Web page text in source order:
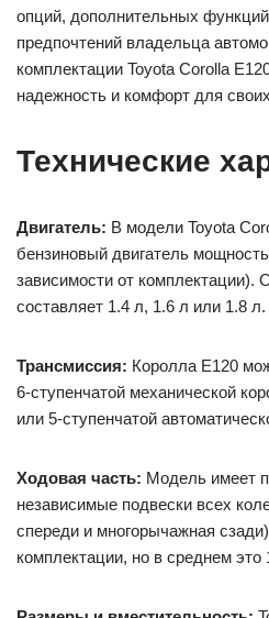
опций, дополнительных
предпочтений владельца
комплектации Toyota Corolla
надежность и комфорт для
Технические
Двигатель: В модели Toyota
бензиновый двигатель
зависимости от комплектации).
составляет 1.4 л, 1.6 л или 1.8 л.
Трансмиссия: Королла E120
6-ступенчатой механической
или 5-ступенчатой
Ходовая часть: Модель имеет
независимые подвески всех
спереди и многорычажная
комплектации, но в среднем это